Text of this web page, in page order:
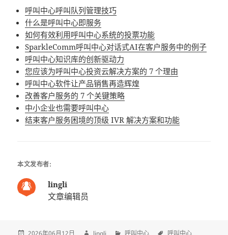
呼叫中心呼叫队列管理技巧
什么是呼叫中心即服务
如何有效利用呼叫中心系统的投票功能
SparkleComm呼叫中心对话式AI在客户服务中的例子
呼叫中心知识库的创新驱动力
您应该为呼叫中心投资云解决方案的 7 个理由
呼叫中心软件让产品销售再造辉煌
改善客户服务的 7 个关键策略
中小企业也需要呼叫中心
结束客户服务困境的顶级 IVR 解决方案和功能
本文发布者:
lingli
文章编辑员